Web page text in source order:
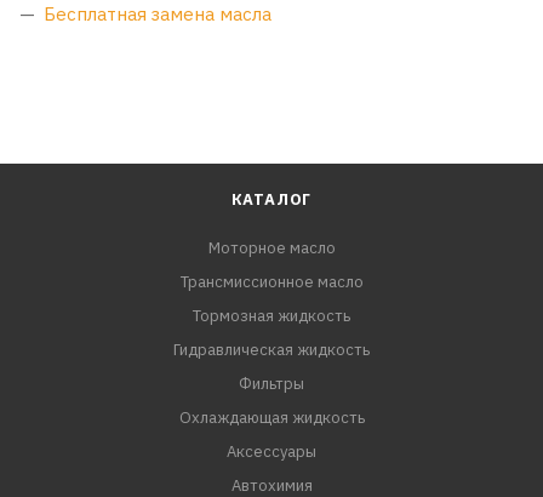
Бесплатная замена масла
КАТАЛОГ
Моторное масло
Трансмиссионное масло
Тормозная жидкость
Гидравлическая жидкость
Фильтры
Охлаждающая жидкость
Аксессуары
Автохимия